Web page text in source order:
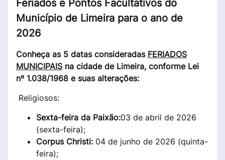
Feriados e Pontos Facultativos do
Município de Limeira para o ano de
2026
Conheça as 5 datas consideradas FERIADOS
MUNICIPAIS na cidade de Limeira, conforme Lei
nº 1.038/1968 e suas alterações:
Religiosos:
Sexta-feira da Paixão:03 de abril de 2026
(sexta-feira);
Corpus Christi: 04 de junho de 2026 (quinta-
feira);